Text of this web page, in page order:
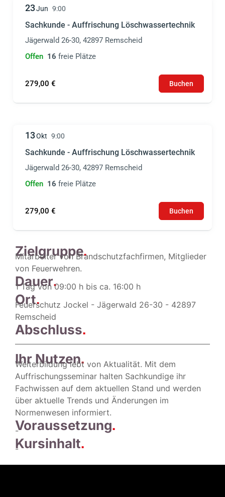
23Jun 9:00
Sachkunde - Auffrischung Löschwassertechnik
Jägerwald 26-30, 42897 Remscheid
Offen 16 freie Plätze
279,00 € Buchen
13Okt 9:00
Sachkunde - Auffrischung Löschwassertechnik
Jägerwald 26-30, 42897 Remscheid
Offen 16 freie Plätze
279,00 € Buchen
Zielgruppe.
Mitarbeiter von Brandschutzfachfirmen, Mitglieder
von Feuerwehren.
Dauer.
1 Tag von 09:00 h bis ca. 16:00 h
Ort.
Feuerschutz Jockel - Jägerwald 26-30 - 42897
Remscheid
Abschluss.
Ihr Nutzen.
Weiterbildung lebt von Aktualität. Mit dem
Auffrischungsseminar halten Sachkundige ihr
Fachwissen auf dem aktuellen Stand und werden
über aktuelle Trends und Änderungen im
Normenwesen informiert.
Voraussetzung.
-
Kursinhalt.
-